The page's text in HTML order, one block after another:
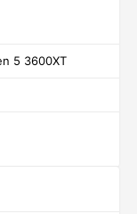
5 3600XT